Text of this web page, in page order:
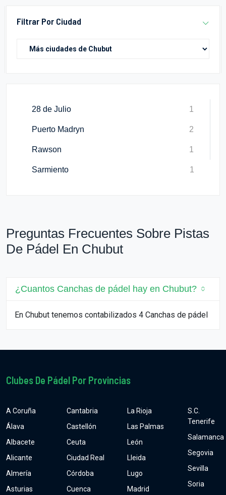
Filtrar Por Ciudad
28 de Julio 1
Puerto Madryn 2
Rawson 1
Sarmiento 1
Preguntas Frecuentes Sobre Pistas
De Pádel En Chubut
¿Cuantos Canchas de pádel hay en Chubut?
En Chubut tenemos contabilizados 4 Canchas de pádel
Clubes De Pádel Por Provincias
A Coruña
Álava
Albacete
Alicante
Almería
Asturias
Cantabria
Castellón
Ceuta
Ciudad Real
Córdoba
Cuenca
La Rioja
Las Palmas
León
Lleida
Lugo
Madrid
S.C.
Tenerife
Salamanca
Segovia
Sevilla
Soria